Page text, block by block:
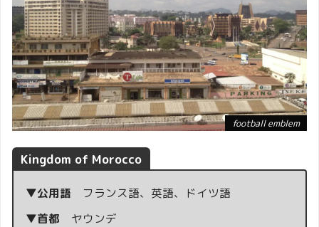
football emblem
Kingdom of Morocco
▼公用語 フランス語、英語、ドイツ語
▼首都 ヤウンデ